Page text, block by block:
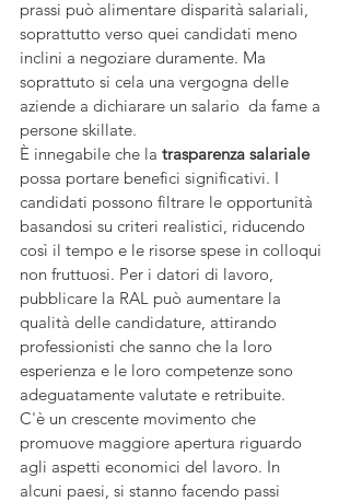
prassi può alimentare disparità salariali,
soprattutto verso quei candidati meno
inclini a negoziare duramente. Ma
soprattuto si cela una vergogna delle
aziende a dichiarare un salario  da fame a
persone skillate.
È innegabile che la trasparenza salariale
possa portare benefici significativi. I
candidati possono filtrare le opportunità
basandosi su criteri realistici, riducendo
così il tempo e le risorse spese in colloqui
non fruttuosi. Per i datori di lavoro,
pubblicare la RAL può aumentare la
qualità delle candidature, attirando
professionisti che sanno che la loro
esperienza e le loro competenze sono
adeguatamente valutate e retribuite.
C'è un crescente movimento che
promuove maggiore apertura riguardo
agli aspetti economici del lavoro. In
alcuni paesi, si stanno facendo passi